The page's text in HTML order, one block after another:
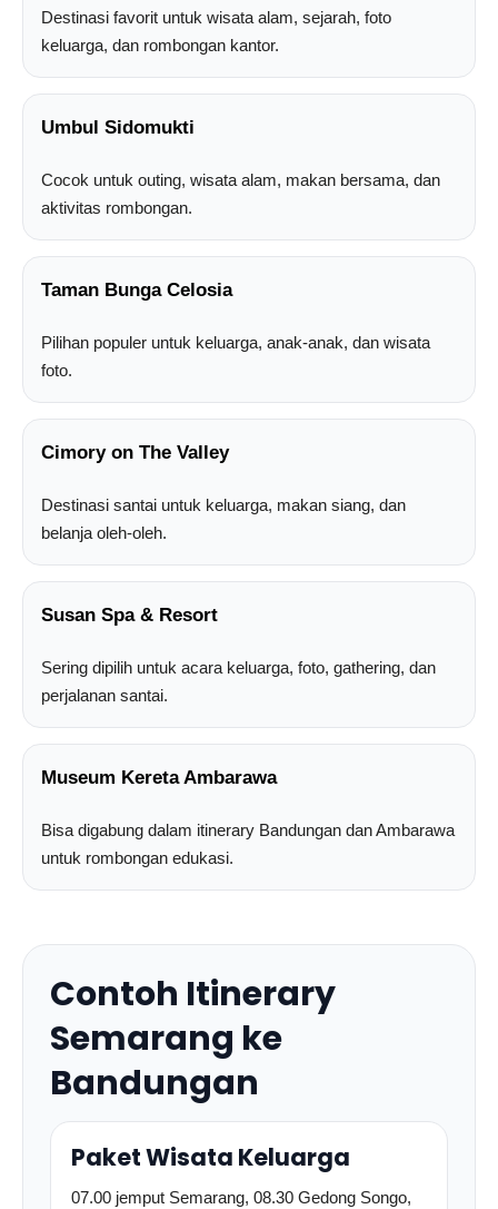
Destinasi favorit untuk wisata alam, sejarah, foto
keluarga, dan rombongan kantor.
Umbul Sidomukti
Cocok untuk outing, wisata alam, makan bersama, dan
aktivitas rombongan.
Taman Bunga Celosia
Pilihan populer untuk keluarga, anak-anak, dan wisata
foto.
Cimory on The Valley
Destinasi santai untuk keluarga, makan siang, dan
belanja oleh-oleh.
Susan Spa & Resort
Sering dipilih untuk acara keluarga, foto, gathering, dan
perjalanan santai.
Museum Kereta Ambarawa
Bisa digabung dalam itinerary Bandungan dan Ambarawa
untuk rombongan edukasi.
Contoh Itinerary
Semarang ke
Bandungan
Paket Wisata Keluarga
07.00 jemput Semarang, 08.30 Gedong Songo,